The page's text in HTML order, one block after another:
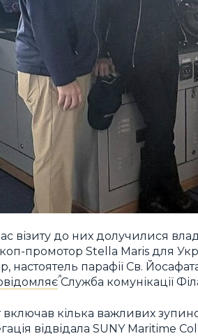
візиту до них долучилися
промотор Stella Maris для
настоятель парафії Св.
Служба комунікації
включав кілька важливих
відвідала SUNY Maritime